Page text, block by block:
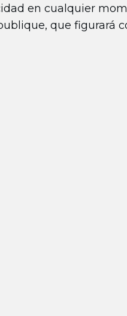
en cualquier
que figurará